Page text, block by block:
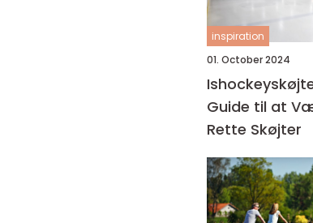
inspiration
01. October 2024
Guide til at
Rette Skøjter